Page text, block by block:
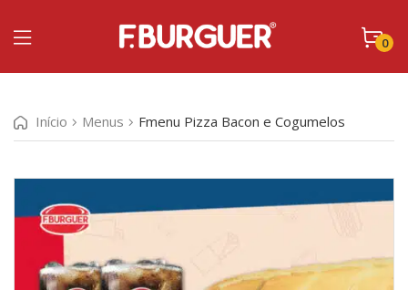
0
Início Menus Fmenu Pizza Bacon e Cogumelos